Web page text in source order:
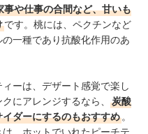
や仕事の合間など、甘いも
です。桃には、ペクチンなど
一種であり抗酸化作用のあ
ーは、デザート感覚で楽し
にアレンジするなら、
炭酸
ダーにするのもおすすめ 。
、 ホットでいれたピーチテ